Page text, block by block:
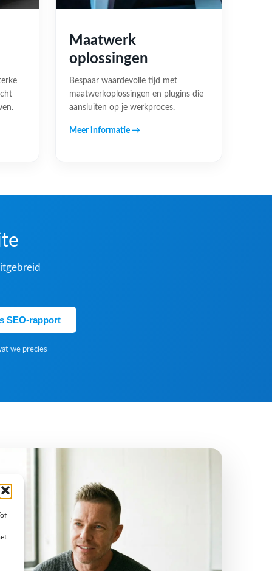
Maatwerk
oplossingen
Bespaar waardevolle tijd met
maatwerkoplossingen en plugins die
aansluiten op je werkproces.
Meer informatie →
SEO-rapport
we precies